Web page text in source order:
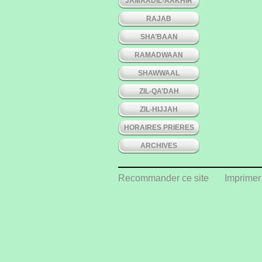
RAJAB
SHA’BAAN
RAMADWAAN
SHAWWAAL
ZIL-QA’DAH
ZIL-HIJJAH
HORAIRES PRIERES
ARCHIVES
Recommander ce site Imprimer